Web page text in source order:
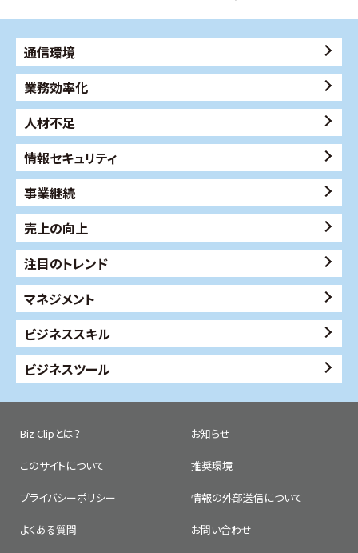
通信環境
業務効率化
人材不足
情報セキュリティ
事業継続
売上の向上
注目のトレンド
マネジメント
ビジネススキル
ビジネスツール
Biz Clipとは？ お知らせ
このサイトについて 推奨環境
プライバシーポリシー 情報の外部送信について
よくある質問 お問い合わせ